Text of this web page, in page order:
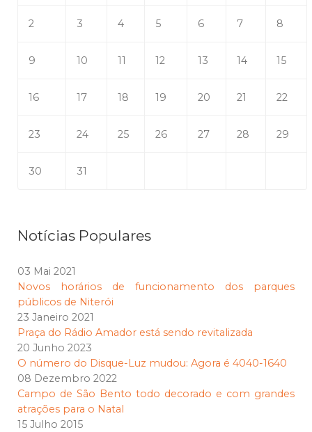
2 3 4 5 6 7 8
9 10 11 12 13 14 15
16 17 18 19 20 21 22
23 24 25 26 27 28 29
30 31
Notícias Populares
03 Mai 2021
Novos horários de funcionamento dos parques
públicos de Niterói
23 Janeiro 2021
Praça do Rádio Amador está sendo revitalizada
20 Junho 2023
O número do Disque-Luz mudou: Agora é 4040-1640
08 Dezembro 2022
Campo de São Bento todo decorado e com grandes
atrações para o Natal
15 Julho 2015